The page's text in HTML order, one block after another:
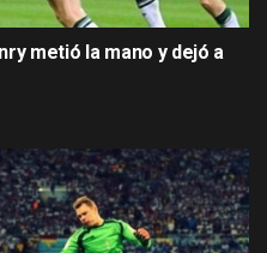
metió la mano y dejó a